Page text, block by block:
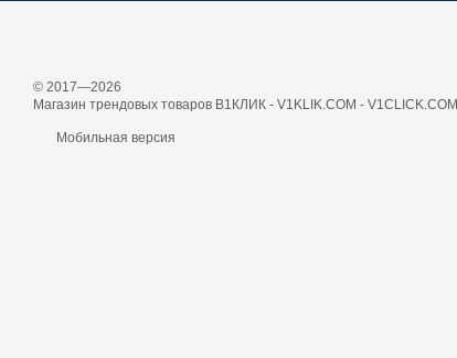
© 2017—2026
Магазин трендовых товаров В1КЛИК - V1KLIK.COM - V1CLICK.COM
Мобильная версия